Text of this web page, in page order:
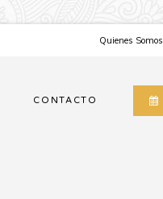
Quienes Somos
CONTACTO